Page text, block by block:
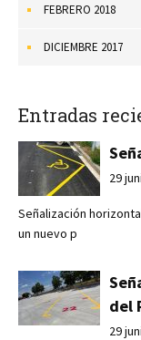
FEBRERO 2018
DICIEMBRE 2017
Entradas
29
Señalización
un nuevo p
del
29